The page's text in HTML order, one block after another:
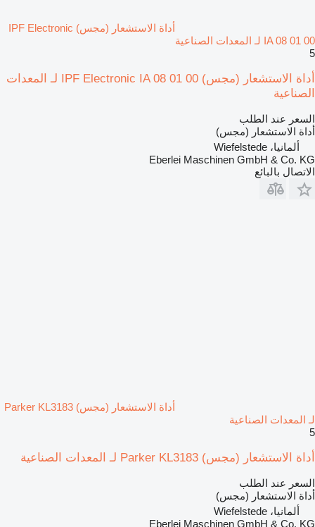
أداة الاستشعار (مجس) IPF Electronic
IA 08 01 00 لـ المعدات الصناعية
5
أداة الاستشعار (مجس) IPF Electronic IA 08 01 00 لـ المعدات
الصناعية
السعر عند الطلب
أداة الاستشعار (مجس)
ألمانيا، Wiefelstede
Eberlei Maschinen GmbH & Co. KG
الاتصال بالبائع
أداة الاستشعار (مجس) Parker KL3183
لـ المعدات الصناعية
5
أداة الاستشعار (مجس) Parker KL3183 لـ المعدات الصناعية
السعر عند الطلب
أداة الاستشعار (مجس)
ألمانيا، Wiefelstede
Eberlei Maschinen GmbH & Co. KG